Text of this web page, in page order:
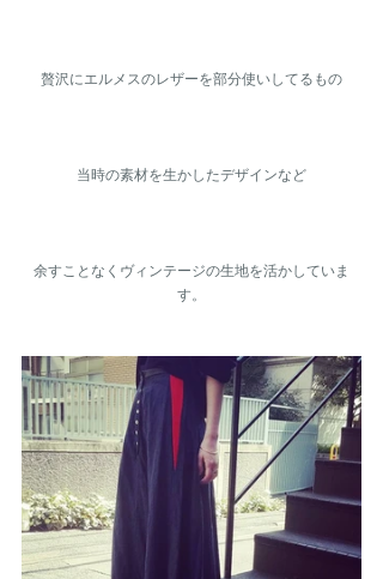
贅沢にエルメスのレザーを部分使いしてるもの
当時の素材を生かしたデザインなど
余すことなくヴィンテージの生地を活かしていま
す。